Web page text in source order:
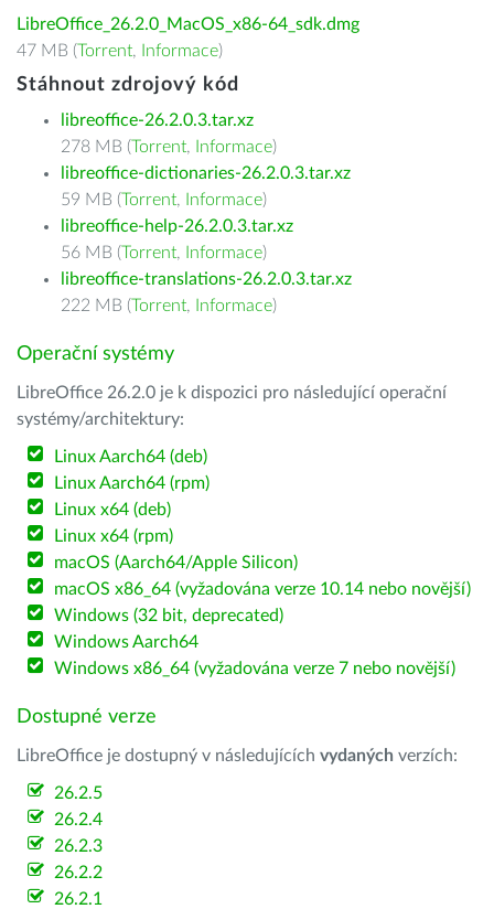
LibreOffice_26.2.0_MacOS_x86-64_sdk.dmg
47 MB (Torrent, Informace)
Stáhnout zdrojový kód
libreoffice-26.2.0.3.tar.xz
278 MB (Torrent, Informace)
libreoffice-dictionaries-26.2.0.3.tar.xz
59 MB (Torrent, Informace)
libreoffice-help-26.2.0.3.tar.xz
56 MB (Torrent, Informace)
libreoffice-translations-26.2.0.3.tar.xz
222 MB (Torrent, Informace)
Operační systémy
LibreOffice 26.2.0 je k dispozici pro následující operační
systémy/architektury:
Linux Aarch64 (deb)
Linux Aarch64 (rpm)
Linux x64 (deb)
Linux x64 (rpm)
macOS (Aarch64/Apple Silicon)
macOS x86_64 (vyžadována verze 10.14 nebo novější)
Windows (32 bit, deprecated)
Windows Aarch64
Windows x86_64 (vyžadována verze 7 nebo novější)
Dostupné verze
LibreOffice je dostupný v následujících vydaných verzích:
26.2.5
26.2.4
26.2.3
26.2.2
26.2.1